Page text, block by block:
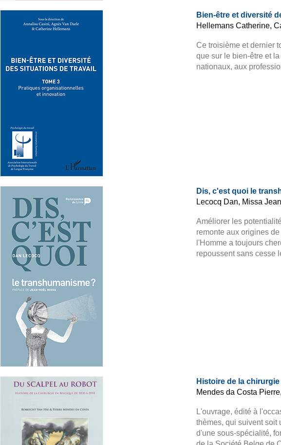
Bien-être et diversité
Hellemans Catherine,
Ce troisième et dernier
que sur le bien-être et
nationaux, aux
Dis, c'est quoi le
Lecocq Dan, Missa
Améliorer les
remonte aux origines
l'Homme a toujours
repoussent sans cesse
Histoire de la
Mendes da Costa
L'ouvrage, édité à
thèmes, qui suivent soit
d'une sous-spécialité,